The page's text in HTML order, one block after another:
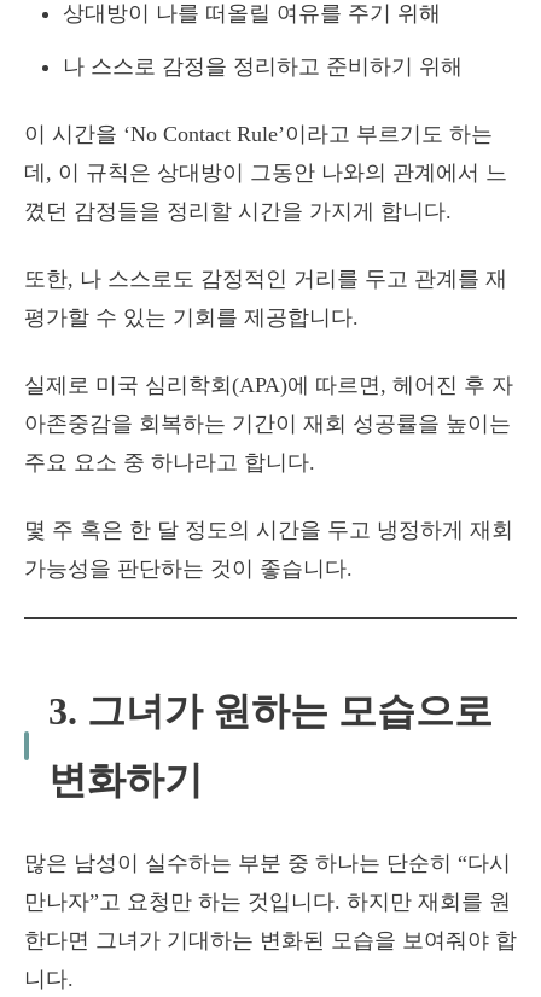
상대방이 나를 떠올릴 여유를 주기 위해
나 스스로 감정을 정리하고 준비하기 위해
이 시간을 ‘No Contact Rule’이라고 부르기도 하는
데, 이 규칙은 상대방이 그동안 나와의 관계에서 느
꼈던 감정들을 정리할 시간을 가지게 합니다.
또한, 나 스스로도 감정적인 거리를 두고 관계를 재
평가할 수 있는 기회를 제공합니다.
실제로 미국 심리학회(APA)에 따르면, 헤어진 후 자
아존중감을 회복하는 기간이 재회 성공률을 높이는
주요 요소 중 하나라고 합니다.
몇 주 혹은 한 달 정도의 시간을 두고 냉정하게 재회
가능성을 판단하는 것이 좋습니다.
3. 그녀가 원하는 모습으로
변화하기
많은 남성이 실수하는 부분 중 하나는 단순히 “다시
만나자”고 요청만 하는 것입니다. 하지만 재회를 원
한다면 그녀가 기대하는 변화된 모습을 보여줘야 합
니다.